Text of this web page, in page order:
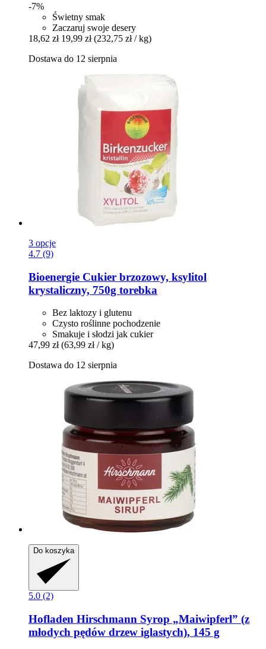
-7%
Świetny smak
Zaczaruj swoje desery
18,62 zł 19,99 zł (232,75 zł / kg)
Dostawa do 12 sierpnia
3 opcje
4.7 (9)
Bioenergie Cukier brzozowy, ksylitol
krystaliczny, 750g torebka
Bez laktozy i glutenu
Czysto roślinne pochodzenie
Smakuje i słodzi jak cukier
47,99 zł (63,99 zł / kg)
Dostawa do 12 sierpnia
Do koszyka
5.0 (2)
Hofladen Hirschmann Syrop „Maiwipferl” (z
młodych pędów drzew iglastych), 145 g